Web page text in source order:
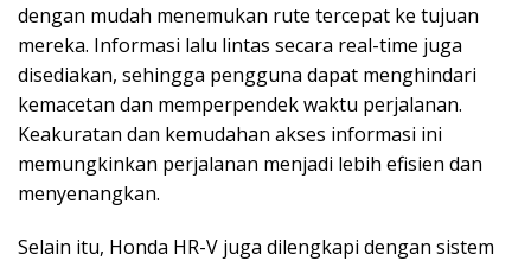
dengan mudah menemukan rute tercepat ke tujuan
mereka. Informasi lalu lintas secara real-time juga
disediakan, sehingga pengguna dapat menghindari
kemacetan dan memperpendek waktu perjalanan.
Keakuratan dan kemudahan akses informasi ini
memungkinkan perjalanan menjadi lebih efisien dan
menyenangkan.
Selain itu, Honda HR-V juga dilengkapi dengan sistem